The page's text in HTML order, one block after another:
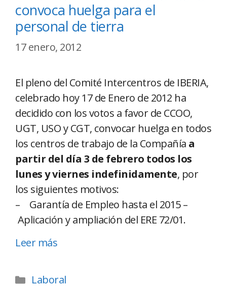
convoca huelga para el
personal de tierra
17 enero, 2012
El pleno del Comité Intercentros de IBERIA,
celebrado hoy 17 de Enero de 2012 ha
decidido con los votos a favor de CCOO,
UGT, USO y CGT, convocar huelga en todos
los centros de trabajo de la Compañía a
partir del día 3 de febrero todos los
lunes y viernes indefinidamente, por
los siguientes motivos:
– Garantía de Empleo hasta el 2015 –
Aplicación y ampliación del ERE 72/01.
Leer más
Laboral